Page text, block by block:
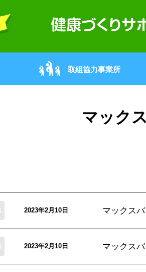
取組協力事業所
マック
2023年2月10日 マックス
2023年2月10日 マックス